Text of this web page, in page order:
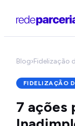
Blog›Fidelização
FIDELIZAÇÃO
7 ações